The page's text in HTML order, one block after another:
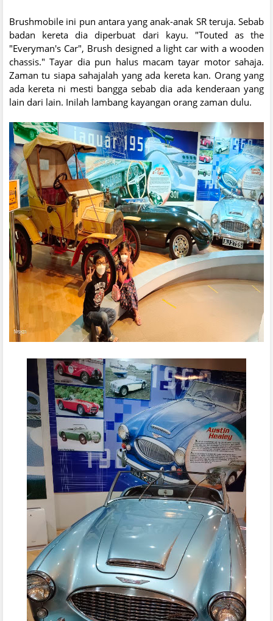
Brushmobile ini pun antara yang anak-anak SR teruja. Sebab
badan kereta dia diperbuat dari kayu. "Touted as the
"Everyman's Car", Brush designed a light car with a wooden
chassis." Tayar dia pun halus macam tayar motor sahaja.
Zaman tu siapa sahajalah yang ada kereta kan. Orang yang
ada kereta ni mesti bangga sebab dia ada kenderaan yang
lain dari lain. Inilah lambang kayangan orang zaman dulu.